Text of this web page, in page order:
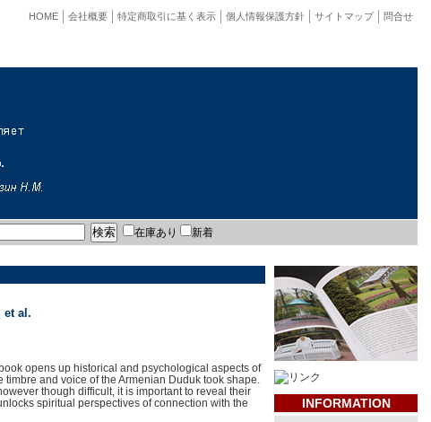
問合せ
サイトマップ
個人情報保護方針
特定商取引に基く表示
会社概要
HOME
在庫あり 新着
et al.
opens up historical and psychological aspects of
and voice of the Armenian Duduk took shape.
though difficult, it is important to reveal their
spiritual perspectives of connection with the
INFORMATION